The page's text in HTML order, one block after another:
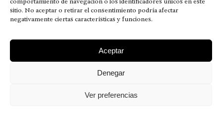
sitio. No aceptar o retirar el consentimiento podría afectar
negativamente ciertas características y funciones.
Aceptar
Denegar
Ver preferencias
queridos mueve ideales provenientes de sus vivencias.
This is for nuestra gente.” – HRSuriel
MISIÓN VISIÓN VALORES
CONTACTOS